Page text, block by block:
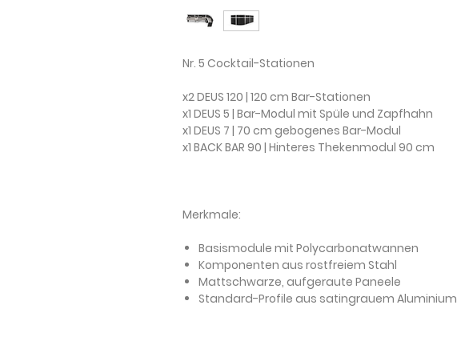
Nr. 5 Cocktail-Stationen
x2 DEUS 120 | 120 cm Bar-Stationen
x1 DEUS 5 | Bar-Modul mit Spüle und Zapfhahn
x1 DEUS 7 | 70 cm gebogenes Bar-Modul
x1 BACK BAR 90 | Hinteres Thekenmodul 90 cm
Merkmale:
Basismodule mit Polycarbonatwannen
Komponenten aus rostfreiem Stahl
Mattschwarze, aufgeraute Paneele
Standard-Profile aus satingrauem Aluminium